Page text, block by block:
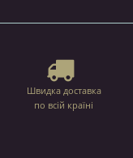
Швидка доставка
по всій країні